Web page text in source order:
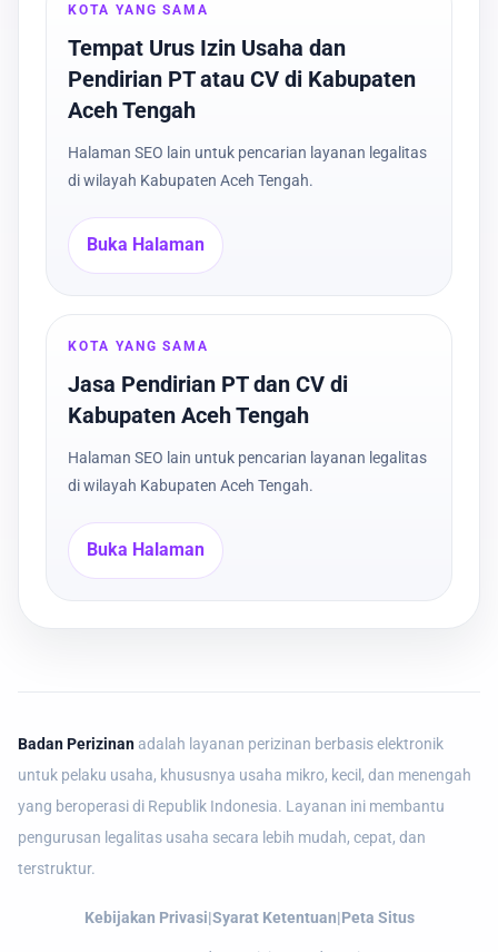
KOTA YANG SAMA
Tempat Urus Izin Usaha dan
Pendirian PT atau CV di Kabupaten
Aceh Tengah
Halaman SEO lain untuk pencarian layanan legalitas
di wilayah Kabupaten Aceh Tengah.
Buka Halaman
KOTA YANG SAMA
Jasa Pendirian PT dan CV di
Kabupaten Aceh Tengah
Halaman SEO lain untuk pencarian layanan legalitas
di wilayah Kabupaten Aceh Tengah.
Buka Halaman
Badan Perizinan adalah layanan perizinan berbasis elektronik
untuk pelaku usaha, khususnya usaha mikro, kecil, dan menengah
yang beroperasi di Republik Indonesia. Layanan ini membantu
pengurusan legalitas usaha secara lebih mudah, cepat, dan
terstruktur.
Kebijakan Privasi|Syarat Ketentuan|Peta Situs